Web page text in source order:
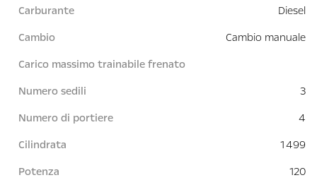
Carburante
Diesel
Cambio
Cambio manuale
Carico massimo trainabile frenato
Numero sedili
3
Numero di portiere
4
Cilindrata
1 499
Potenza
120